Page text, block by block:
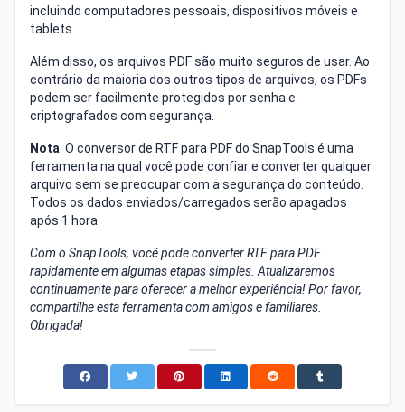
incluindo computadores pessoais, dispositivos móveis e
tablets.
Além disso, os arquivos PDF são muito seguros de usar. Ao
contrário da maioria dos outros tipos de arquivos, os PDFs
podem ser facilmente protegidos por senha e
criptografados com segurança.
Nota: O conversor de RTF para PDF do SnapTools é uma
ferramenta na qual você pode confiar e converter qualquer
arquivo sem se preocupar com a segurança do conteúdo.
Todos os dados enviados/carregados serão apagados
após 1 hora.
Com o SnapTools, você pode converter RTF para PDF
rapidamente em algumas etapas simples. Atualizaremos
continuamente para oferecer a melhor experiência! Por favor,
compartilhe esta ferramenta com amigos e familiares.
Obrigada!